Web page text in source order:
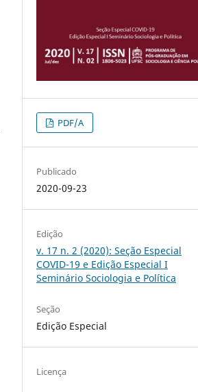
PDF/A
Publicado
2020-09-23
Edição
v. 17 n. 2 (2020): Seção Especial
COVID-19 e Edição Especial I
Seminário Sociologia e Política
Seção
Edição Especial
Licença